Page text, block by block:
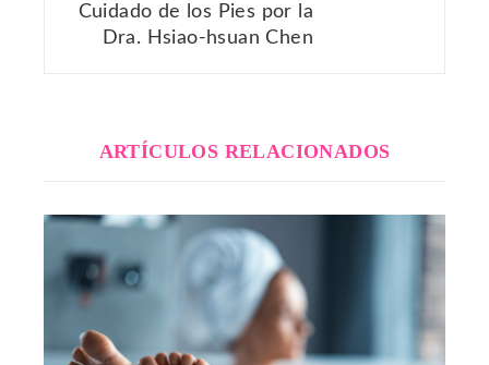
Cuidado de los Pies por la
Dra. Hsiao-hsuan Chen
ARTÍCULOS RELACIONADOS